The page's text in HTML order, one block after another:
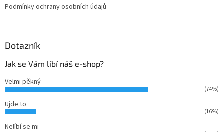
Podmínky ochrany osobních údajů
Dotazník
Jak se Vám líbí náš e-shop?
Velmi pěkný
(74%)
Ujde to
(16%)
Nelíbí se mi